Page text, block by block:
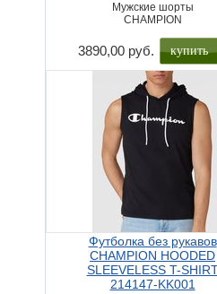
Мужские шорты
CHAMPION
3890,00 руб. купить
Футболка без рукавов
CHAMPION HOODED
SLEEVELESS T-
214147-KK001